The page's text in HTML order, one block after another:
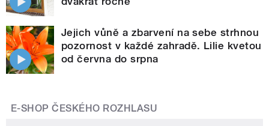
Jejich vůně a zbarvení na sebe strhnou
pozornost v každé zahradě. Lilie kvetou
od června do srpna
E-SHOP ČESKÉHO ROZHLASU